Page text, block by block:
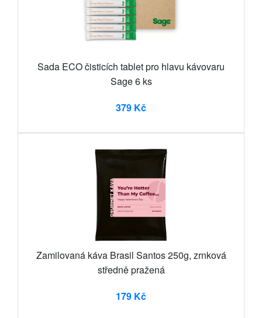
Sada ECO čisticích tablet pro hlavu kávovaru
Sage 6 ks
379 Kč
Zamilovaná káva Brasil Santos 250g, zrnková
středně pražená
179 Kč